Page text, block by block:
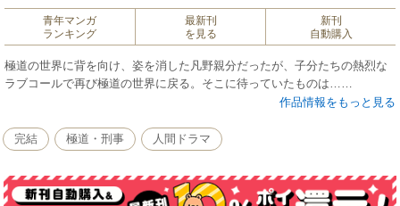
青年マンガ
ランキング
最新刊
を見る
新刊
自動購入
極道の世界に背を向け、姿を消した凡野親分だったが、子分たちの熱烈な
ラブコールで再び極道の世界に戻る。そこに待っていたものは……
作品情報をもっと見る
完結 極道・刑事 人間ドラマ